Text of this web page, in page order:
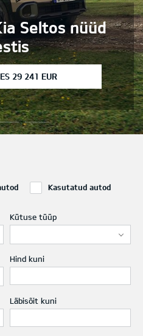
Seltos nüüd
29 241 EUR
Kasutatud autod
Kütuse tüüp
Hind kuni
Läbisõit kuni